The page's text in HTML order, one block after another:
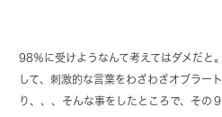
98％に受けようなんて考えてはダメだと
して、刺激的な言葉をわざわざオブラー
り、、、そんな事をしたところで、その